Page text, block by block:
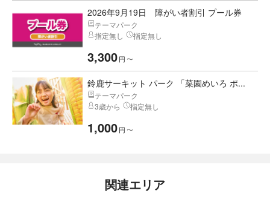
2026年9月19日 障がい者割引 プール券
テーマパーク
指定無し
指定無し
3,300円 〜
鈴鹿サーキット パーク 「菜園めいろ ポ...
テーマパーク
3歳から
指定無し
1,000円 〜
関連エリア